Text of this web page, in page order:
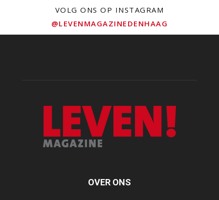
VOLG ONS OP INSTAGRAM
@LEVENMAGAZINEDENHAAG
OVER ONS